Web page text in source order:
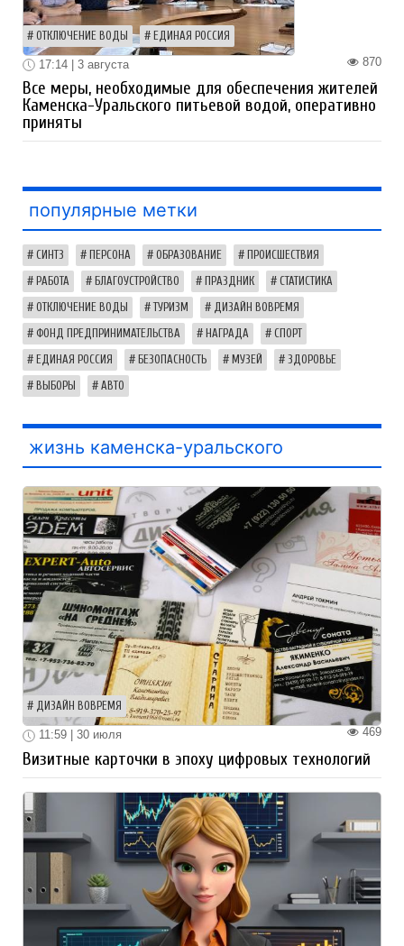
ОТКЛЮЧЕНИЕ ВОДЫ ЕДИНАЯ РОССИЯ
870
17:14 | 3 августа
Все меры, необходимые для обеспечения жителей
Каменска-Уральского питьевой водой, оперативно
приняты
популярные метки
СИНТЗ ПЕРСОНА ОБРАЗОВАНИЕ ПРОИСШЕСТВИЯ
РАБОТА БЛАГОУСТРОЙСТВО ПРАЗДНИК СТАТИСТИКА
ОТКЛЮЧЕНИЕ ВОДЫ ТУРИЗМ ДИЗАЙН ВОВРЕМЯ
ФОНД ПРЕДПРИНИМАТЕЛЬСТВА НАГРАДА СПОРТ
ЕДИНАЯ РОССИЯ БЕЗОПАСНОСТЬ МУЗЕЙ ЗДОРОВЬЕ
ВЫБОРЫ АВТО
жизнь каменска-уральского
ДИЗАЙН ВОВРЕМЯ
469
11:59 | 30 июля
Визитные карточки в эпоху цифровых технологий